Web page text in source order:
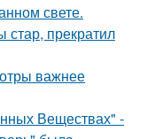
свете.
стар, прекратил
важнее
Веществах" -